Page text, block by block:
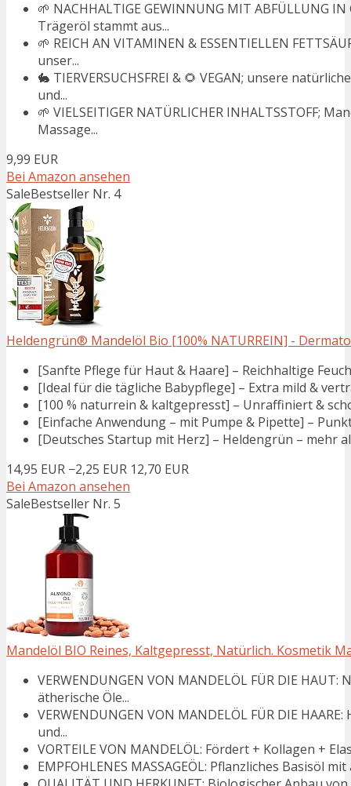
🌱 NACHHALTIGE GEWINNUNG MIT ABFÜLLUNG
Trägeröl stammt aus...
🌱 REICH AN VITAMINEN & ESSENTIELLEN
unser...
🐇 TIERVERSUCHSFREI & 🌻 VEGAN; unsere
und...
🌱 VIELSEITIGER NATÜRLICHER INHALTSSTOFF;
Massage...
9,99 EUR
Bei Amazon ansehen
SaleBestseller Nr. 4
Heldengrün® Mandelöl Bio [100% NATURREIN] -
[Sanfte Pflege für Haut & Haare] – Reichhaltige
[Ideal für die tägliche Babypflege] – Extra mild &
[100 % naturrein & kaltgepresst] – Unraffiniert &
[Einfache Anwendung – mit Pumpe & Pipette] –
[Deutsches Startup mit Herz] – Heldengrün – mehr
14,95 EUR −2,25 EUR 12,70 EUR
Bei Amazon ansehen
SaleBestseller Nr. 5
Mandelöl BIO Reines, Kaltgepresst, Natürlich. Kosmetik
VERWENDUNGEN VON MANDELÖL FÜR DIE
ätherische Öle...
VERWENDUNGEN VON MANDELÖL FÜR DIE
und...
VORTEILE VON MANDELÖL: Fördert + Kollagen +
EMPFOHLENES MASSAGEÖL: Pflanzliches Basisöl